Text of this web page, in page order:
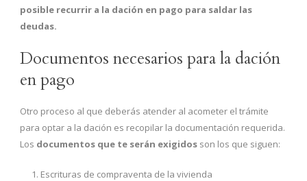
posible recurrir a la dación en pago para saldar las
deudas.
Documentos necesarios para la dación
en pago
Otro proceso al que deberás atender al acometer el trámite
para optar a la dación es recopilar la documentación requerida.
Los documentos que te serán exigidos son los que siguen:
Escrituras de compraventa de la vivienda